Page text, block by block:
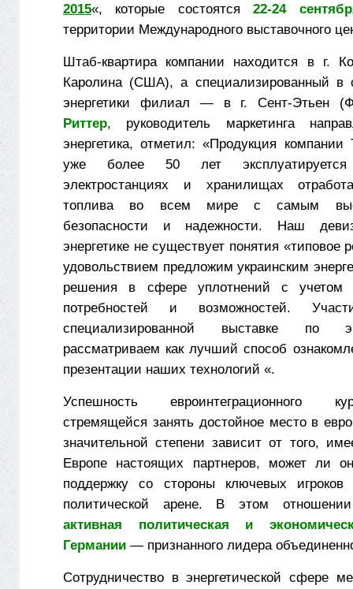
2015«, которые состоятся 22-24
территории Международного выставочного
Штаб-квартира компании находится в г.
Каролина (США), а специализированный в
энергетики филиал — в г. Сент-Этьен
Риттер, руководитель маркетинга
энергетика, отметил: «Продукция компании
уже более 50 лет
электростанциях и хранилищах
топлива во всем мире с самым
безопасности и надежности. Наш
энергетике не существует понятия
удовольствием предложим украинским
решения в сфере уплотнений с учетом
потребностей и возможностей.
специализированной выставке по
рассматриваем как лучший способ
презентации наших технологий «.
Успешность евроинтеграционного
стремящейся занять достойное место в
значительной степени зависит от того,
Европе настоящих партнеров, может ли
поддержку со стороны ключевых игроков
политической арене. В этом
активная политическая и
Германии — признанного лидера
Сотрудничество в энергетической сфере